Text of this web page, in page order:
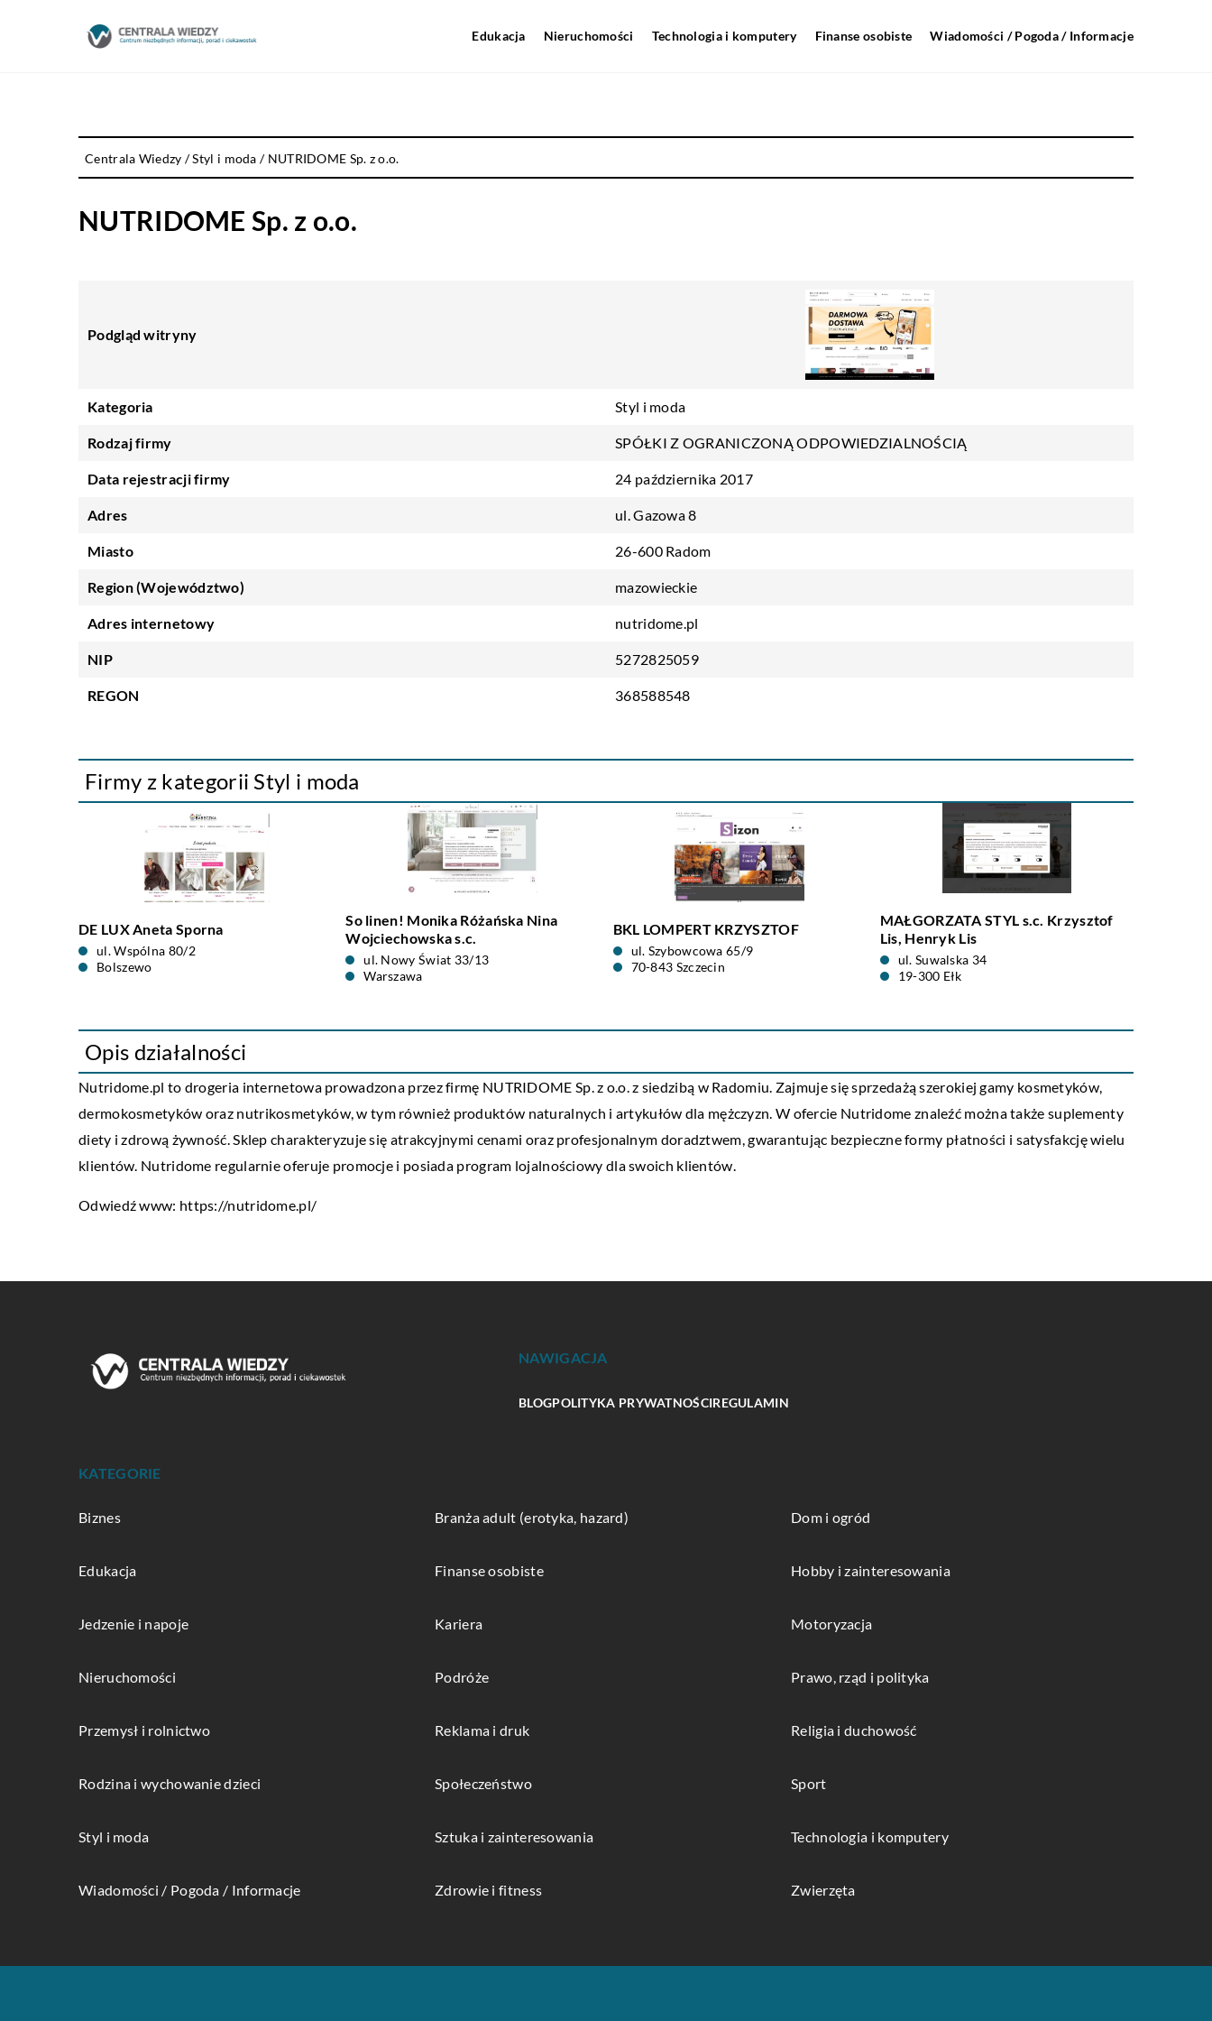
Edukacja Nieruchomości Technologia i komputery Finanse osobiste Wiadomości / Pogoda / Informacje
Centrala Wiedzy /Styl i moda / NUTRIDOME Sp. z o.o.
NUTRIDOME Sp. z o.o.
Podgląd witryny
Kategoria Styl i moda
Rodzaj firmy SPÓŁKI Z OGRANICZONĄ ODPOWIEDZIALNOŚCIĄ
Data rejestracji firmy 24 października 2017
Adres ul. Gazowa 8
Miasto 26-600 Radom
Region (Województwo) mazowieckie
Adres internetowy nutridome.pl
NIP 5272825059
REGON 368588548
Firmy z kategorii Styl i moda
DE LUX Aneta Sporna
ul. Wspólna 80/2
Bolszewo
So linen! Monika Różańska Nina
Wojciechowska s.c.
ul. Nowy Świat 33/13
Warszawa
BKL LOMPERT KRZYSZTOF
ul. Szybowcowa 65/9
70-843 Szczecin
MAŁGORZATA STYL s.c. Krzysztof
Lis, Henryk Lis
ul. Suwalska 34
19-300 Ełk
Opis działalności
Nutridome.pl to drogeria internetowa prowadzona przez firmę NUTRIDOME Sp. z o.o. z siedzibą w Radomiu. Zajmuje się sprzedażą szerokiej gamy kosmetyków,
dermokosmetyków oraz nutrikosmetyków, w tym również produktów naturalnych i artykułów dla mężczyzn. W ofercie Nutridome znaleźć można także suplementy
diety i zdrową żywność. Sklep charakteryzuje się atrakcyjnymi cenami oraz profesjonalnym doradztwem, gwarantując bezpieczne formy płatności i satysfakcję wielu
klientów. Nutridome regularnie oferuje promocje i posiada program lojalnościowy dla swoich klientów.
Odwiedź www: https://nutridome.pl/
NAWIGACJA
BLOGPOLITYKA PRYWATNOŚCIREGULAMIN
KATEGORIE
Biznes Branża adult (erotyka, hazard) Dom i ogród
Edukacja Finanse osobiste Hobby i zainteresowania
Jedzenie i napoje Kariera Motoryzacja
Nieruchomości Podróże Prawo, rząd i polityka
Przemysł i rolnictwo Reklama i druk Religia i duchowość
Rodzina i wychowanie dzieci Społeczeństwo Sport
Styl i moda Sztuka i zainteresowania Technologia i komputery
Wiadomości / Pogoda / Informacje Zdrowie i fitness Zwierzęta